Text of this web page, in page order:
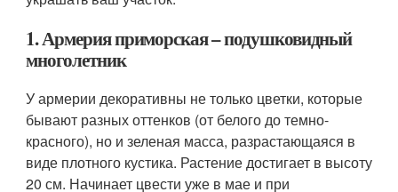
1. Армерия приморская – подушковидный
многолетник
У армерии декоративны не только цветки, которые
бывают разных оттенков (от белого до темно-
красного), но и зеленая масса, разрастающаяся в
виде плотного кустика. Растение достигает в высоту
20 см. Начинает цвести уже в мае и при